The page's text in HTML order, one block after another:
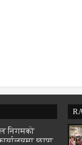
निगमको
छापा